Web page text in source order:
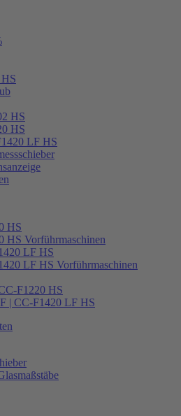
HS
HS
LF HS
HS
HS Vorführmaschinen
LF HS
LF HS Vorführmaschinen
F1220 HS
| CC-F1420 LF HS